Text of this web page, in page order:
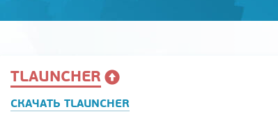
TLAUNCHER
СКАЧАТЬ TLAUNCHER